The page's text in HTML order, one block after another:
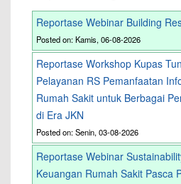
Reportase Webinar Building
Posted on: Kamis, 06-08-2026
Reportase Workshop Kupas
Pelayanan RS Pemanfaatan
Rumah Sakit untuk Berbagai
di Era JKN
Posted on: Senin, 03-08-2026
Reportase Webinar
Keuangan Rumah Sakit Pasca